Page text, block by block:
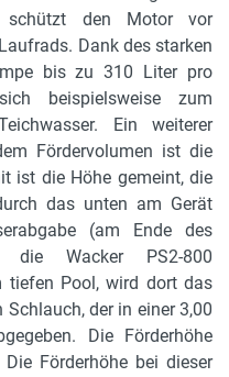
schützt den Motor vor
Dank des starken
bis zu 310 Liter pro
beispielsweise zum
Ein weiterer
Fördervolumen ist die
ist die Höhe gemeint, die
das unten am Gerät
(am Ende des
die Wacker PS2-800
tiefen Pool, wird dort das
der in einer 3,00
Die Förderhöhe
Förderhöhe bei dieser